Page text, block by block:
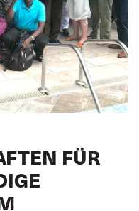
FÜR